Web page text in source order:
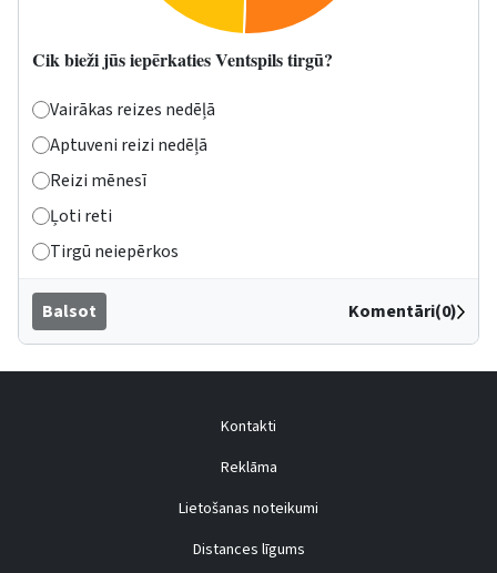
Cik bieži jūs iepērkaties Ventspils tirgū?
Vairākas reizes nedēļā
Aptuveni reizi nedēļā
Reizi mēnesī
Ļoti reti
Tirgū neiepērkos
Balsot Komentāri(0)
Kontakti
Reklāma
Lietošanas noteikumi
Distances līgums